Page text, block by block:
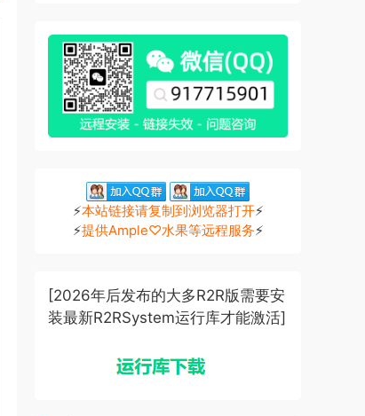
⚡本站链接请复制到浏览器打开⚡
⚡提供Ample♡水果等远程服务⚡
[2026年后发布的大多R2R版需要安
装最新R2RSystem运行库才能激活]